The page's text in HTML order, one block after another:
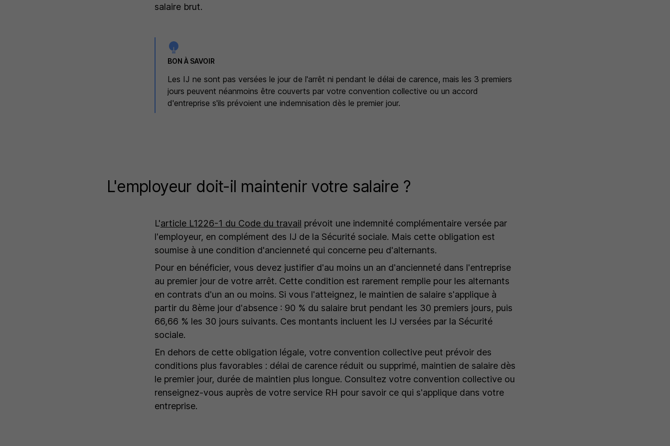
salaire brut.
BON À SAVOIR
Les IJ ne sont pas versées le jour de l'arrêt ni pendant le délai de carence, mais les 3 premiers
jours peuvent néanmoins être couverts par votre convention collective ou un accord
d'entreprise s'ils prévoient une indemnisation dès le premier jour.
L'employeur doit-il maintenir votre salaire ?
L'article L1226-1 du Code du travail prévoit une indemnité complémentaire versée par
l'employeur, en complément des IJ de la Sécurité sociale. Mais cette obligation est
soumise à une condition d'ancienneté qui concerne peu d'alternants.
Pour en bénéficier, vous devez justifier d'au moins un an d'ancienneté dans l'entreprise
au premier jour de votre arrêt. Cette condition est rarement remplie pour les alternants
en contrats d'un an ou moins. Si vous l'atteignez, le maintien de salaire s'applique à
partir du 8ème jour d'absence : 90 % du salaire brut pendant les 30 premiers jours, puis
66,66 % les 30 jours suivants. Ces montants incluent les IJ versées par la Sécurité
sociale.
En dehors de cette obligation légale, votre convention collective peut prévoir des
conditions plus favorables : délai de carence réduit ou supprimé, maintien de salaire dès
le premier jour, durée de maintien plus longue. Consultez votre convention collective ou
renseignez-vous auprès de votre service RH pour savoir ce qui s'applique dans votre
entreprise.